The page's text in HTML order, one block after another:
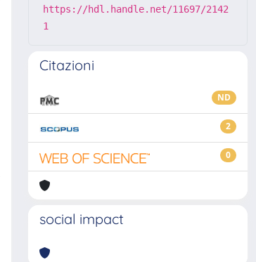
https://hdl.handle.net/11697/2142
1
Citazioni
ND
2
0
social impact